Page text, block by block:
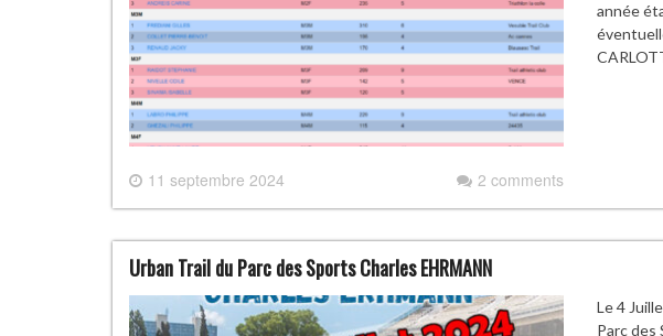
11 septembre 2024 2 comments
année
Urban Trail du Parc des Sports Charles EHRMANN
Le 4
Parc des